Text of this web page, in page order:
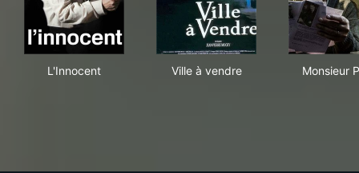
L'Innocent Ville à vendre Monsieur